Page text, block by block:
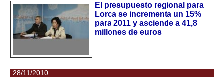
El presupuesto regional para
Lorca se incrementa un 15%
para 2011 y asciende a 41,8
millones de euros
28/11/2010